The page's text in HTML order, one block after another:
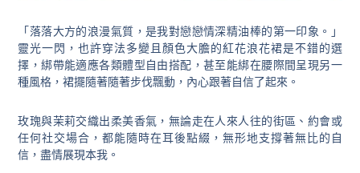
「落落大方的浪漫氣質，是我對戀戀情深精油棒的第一印象。」
靈光一閃，也許穿法多變且顏色大膽的紅花浪花裙是不錯的選
擇，綁帶能適應各類體型自由搭配，甚至能綁在腰際間呈現另一
種風格，裙擺隨著隨著步伐飄動，內心跟著自信了起來。
玫瑰與茉莉交織出柔美香氣，無論走在人來人往的街區、約會或
任何社交場合，都能隨時在耳後點綴，無形地支撐著無比的自
信，盡情展現本我。